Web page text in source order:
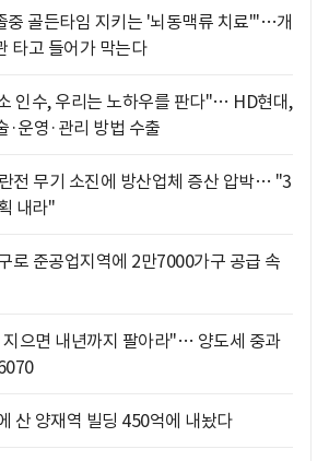
중 골든타임 지키는 '뇌동맥류 치료'"…개
타고 들어가 막는다
인수, 우리는 노하우를 판다"… HD현대,
·운영·관리 방법 수출
전 무기 소진에 방산업체 증산 압박… "3
내라"
로 준공업지역에 2만7000가구 공급 속
지으면 내년까지 팔아라"… 양도세 중과
산 양재역 빌딩 450억에 내놨다